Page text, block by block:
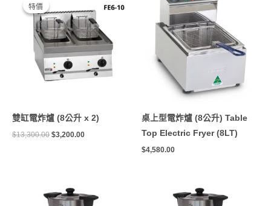
特價
特價
雙缸電炸爐 (8公升 x 2)
$13,300.00
價
格：
$13,300.00。
$3,200.00
價
格：
$3,200.00。
桌上型電炸爐 (8公升) Table
Top Electric Fryer (8LT)
$4,580.00